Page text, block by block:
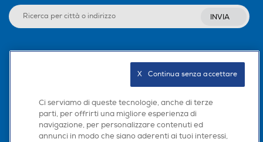
INVIA
Scarica la nostra app
Ci serviamo di queste tecnologie, anche di terze
parti, per offrirti una migliore esperienza di
navigazione, per personalizzare contenuti ed
annunci in modo che siano aderenti ai tuoi interessi,
X   Continua senza accettare